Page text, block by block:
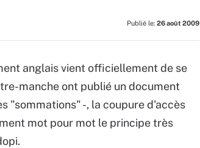
Publié le: 26 août 2009
anglais vient officiellement de se
manche ont publié un document
"sommations" -, la coupure d'accès
mot pour mot le principe très